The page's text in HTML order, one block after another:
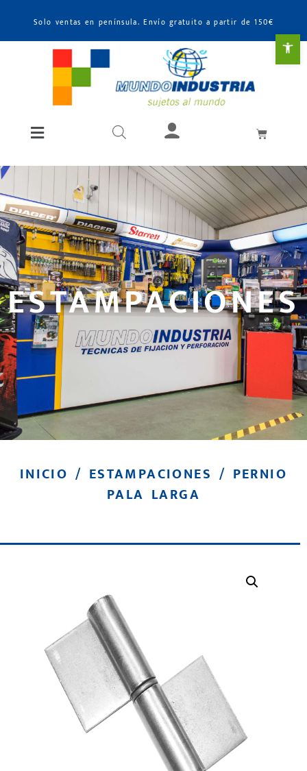
Solo ventas en península. Envío gratuito a partir de 150€
ESTAMPACIONES
INICIO / ESTAMPACIONES / PERNIO
PALA LARGA